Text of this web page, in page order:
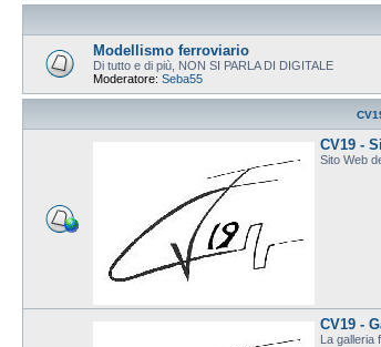
Modellismo ferroviario
Di tutto e di più, NON SI PARLA DI DIGITALE
Moderatore: Seba55
CV19 -
Sito Web
CV19 -
La galleria